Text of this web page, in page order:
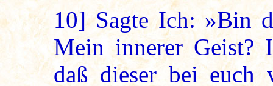
10]Sagte Ich: »Bin
Mein innerer Geist?
daß dieser bei euch